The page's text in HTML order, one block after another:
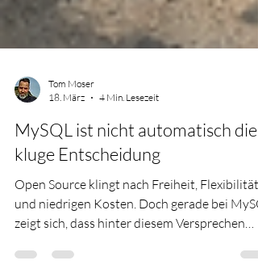
18. März
4 Min. Lesezeit
MySQL ist nicht automatisch die
kluge Entscheidung
Open Source klingt nach Freiheit, Flexibilität
zeigt sich, dass hinter diesem Versprechen